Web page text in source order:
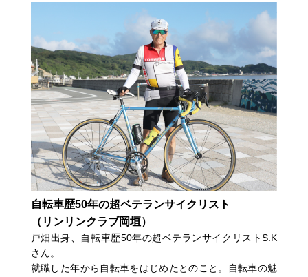
自転車歴50年の超ベテランサイクリスト
（リンリンクラブ岡垣）
戸畑出身、自転車歴50年の超ベテランサイクリストS.K
さん。
就職した年から自転車をはじめたとのこと。自転車の魅